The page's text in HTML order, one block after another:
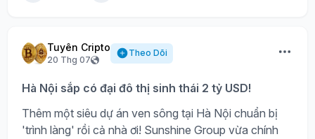
Tuyên Cripto
20 Thg 07
Theo Dõi
Hà Nội sắp có đại đô thị sinh thái 2 tỷ USD!
Thêm một siêu dự án ven sông tại Hà Nội chuẩn bị
'trình làng' rồi cả nhà ơi! Sunshine Group vừa chính